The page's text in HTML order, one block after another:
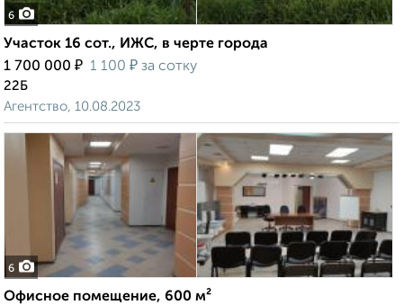
6
Участок 16 сот., ИЖС, в черте города
1 700 000 ₽ 1 100 ₽ за сотку
22Б
Агентство, 10.08.2023
6
Офисное помещение, 600 м²